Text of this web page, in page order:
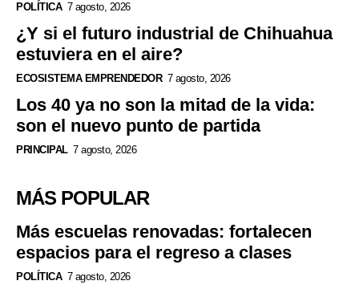
POLÍTICA 7 agosto, 2026
¿Y si el futuro industrial de Chihuahua
estuviera en el aire?
ECOSISTEMA EMPRENDEDOR 7 agosto, 2026
Los 40 ya no son la mitad de la vida:
son el nuevo punto de partida
PRINCIPAL 7 agosto, 2026
MÁS POPULAR
Más escuelas renovadas: fortalecen
espacios para el regreso a clases
POLÍTICA 7 agosto, 2026